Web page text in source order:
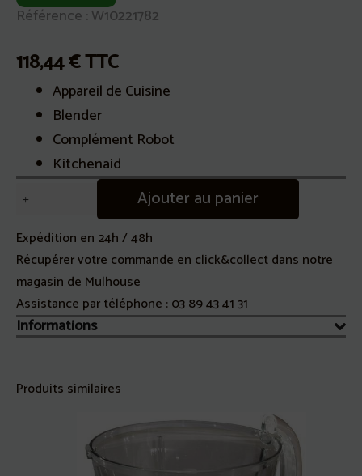
Référence : W10221782
118,44€TTC
Appareil de Cuisine
Blender
Complément Robot
Kitchenaid
quantité
Bol
Verre
Power
Blender
Kitchenaid
Ajouter au panier
Expédition en 24h / 48h
Récupérer votre commande en click&collect dans notre
magasin de Mulhouse
Assistance par téléphone :03 89 43 41 31
Informations
Produits similaires